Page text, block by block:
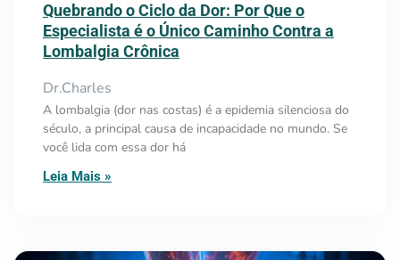
Quebrando o Ciclo da Dor: Por Que o
Especialista é o Único Caminho Contra a
Lombalgia Crônica
Dr.Charles
A lombalgia (dor nas costas) é a epidemia silenciosa do
século, a principal causa de incapacidade no mundo. Se
você lida com essa dor há
Leia Mais »